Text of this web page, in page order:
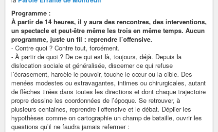
Programme :
À partir de 14 heures, il y aura des rencontres, des interventions,
un spectacle et peut-être même les trois en même temps. Aucun
programme, juste un fil : reprendre l’offensive.
- Contre quoi ? Contre tout, forcément.
- À partir de quoi ? De ce qui est là, toujours, déjà. Depuis la
dislocation sociale et généralisée, discerner ce qui refuse
l’écrasement, harcèle le pouvoir, touche le cœur ou la cible. Des
menées modestes ou extravagantes, intimes ou chirurgicales, autant
de flèches tirées dans toutes les directions et dont chaque trajectoire
propre dessine les coordonnées de l’époque. Se retrouver, à
plusieurs centaines, reprendre l’offensive et le débat. Déplier les
hypothèses comme on cartographie un champ de bataille, ouvrir les
questions qu’il ne faudra jamais refermer :